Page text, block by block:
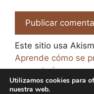
Este sitio usa
Aprende cómo se
comentarios.
Utilizamos cookies para
nuestra web.